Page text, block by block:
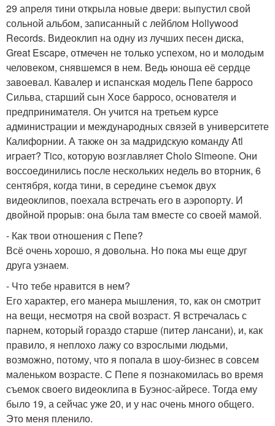
29 апреля тини открыла новые двери: выпустил свой
сольной альбом, записанный с лейблом Hollywood
Records. Видеоклип на одну из лучших песен диска,
Great Escape, отмечен не только успехом, но и молодым
человеком, снявшемся в нем. Ведь юноша её сердце
завоевал. Кавалер и испанская модель Пепе барросо
Сильва, старший сын Хосе барросо, основателя и
предпринимателя. Он учится на третьем курсе
администрации и международных связей в университете
Калифорнии. А также он за мадридскую команду Atl
играет? Tico, которую возглавляет Cholo Simeone. Они
воссоединились после нескольких недель во вторник, 6
сентября, когда тини, в середине съемок двух
видеоклипов, поехала встречать его в аэропорту. И
двойной прорыв: она была там вместе со своей мамой.
- Как твои отношения с Пепе?
Всё очень хорошо, я довольна. Но пока мы еще друг
друга узнаем.
- Что тебе нравится в нем?
Его характер, его манера мышления, то, как он смотрит
на вещи, несмотря на свой возраст. Я встречалась с
парнем, который гораздо старше (питер лансани), и, как
правило, я неплохо лажу со взрослыми людьми,
возможно, потому, что я попала в шоу-бизнес в совсем
маленьком возрасте. С Пепе я познакомилась во время
съемок своего видеоклипа в Буэнос-айресе. Тогда ему
было 19, а сейчас уже 20, и у нас очень много общего.
Это меня пленило.